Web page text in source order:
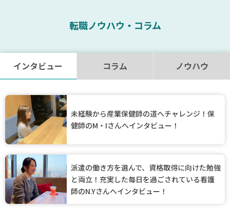
転職ノウハウ・コラム
インタビュー コラム ノウハウ
未経験から産業保健師の道へチャレンジ！保
健師のM・Iさんへインタビュー！
派遣の働き方を選んで、資格取得に向けた勉強
と両立！充実した毎日を過ごされている看護
師のN.Yさんへインタビュー！